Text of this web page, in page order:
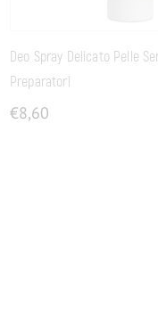
Deo Spray Delicato Pelle
Preparatori
€8,60